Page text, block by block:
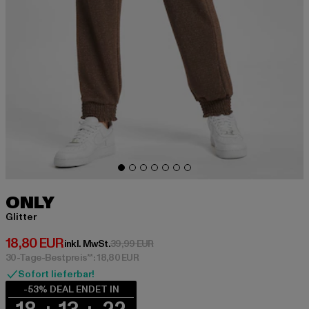
ONLY
Glitter
18,80 EUR
Derzeitiger Preis: 18,80 EUR
inkl. MwSt.39,99 EURAktionspreis: 39,99 EUR
30-Tage-Bestpreis**: 18,80 EUR
Sofort lieferbar!
-53% DEAL ENDET IN